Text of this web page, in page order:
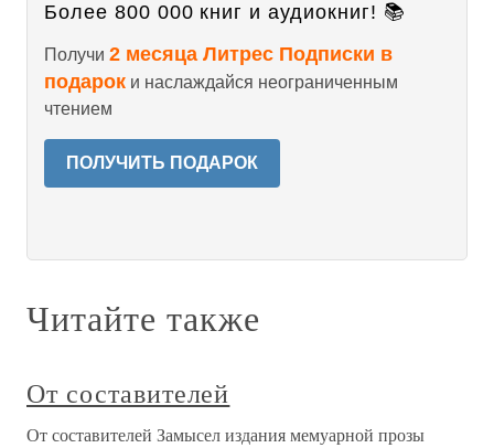
Более 800 000 книг и аудиокниг! 📚
Получи 2 месяца Литрес Подписки в
подарок и наслаждайся неограниченным
чтением
ПОЛУЧИТЬ ПОДАРОК
Читайте также
От составителей
От составителей Замысел издания мемуарной прозы